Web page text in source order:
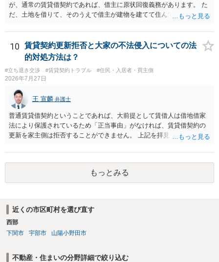
が、通常の賃貸借契約であれば、借主に原状回復義務があります。 た
だ、土地を借りて、そのうえで借主が建物を建てて住んでいたケース
であれば、建物を収去して土地を明渡す義務は原則生じないはずで
す。 その後、建物を平屋に立て替えた場合であっても、貸主の承諾を
得ているのであれば、単純に費用を捻出した側に平屋の所有権が帰属
する、という話になるわけでもないように思います。 そのため、現
状、解体費用を負担することが明確な案件ではないため、まずは相手
に請求の根拠（なぜ当方が平屋の解体費用を負担しなければならない
のか）を確認されてみてはいかがでしょうか。
10
賃貸契約更新拒否と大家の不法侵入についての法
的対処方法は？
#立ち退き交渉 #賃貸契約トラブル #住民・入居者・買主側
2026年7月27日
王 宣麟 弁護士
普通賃貸借契約ということであれば、大前提として賃借人は借地借家
法により保護されているため「正当事由」がなければ、賃貸借契約の
更新を家主側は拒否することができません。 上記を拝見する限り、通
定期確認させてもらないこと」が直ちに正当事由に当たるとは思えま
せんので、更新拒絶を拒否される方向性でよろしいかと存じます。 そ
の交渉の中で、一定の金銭をもらえれば退去には応じる旨交渉をして
みるのはいかがでしょうか。 過去に賃借人の許可なく無断で賃貸人が
のも一つでしょう。
もっとみる
近くの市区町村を選び直す
西部
下関市
宇部市 山陽小野田市
不動産・住まいの分野詳細で絞り込む